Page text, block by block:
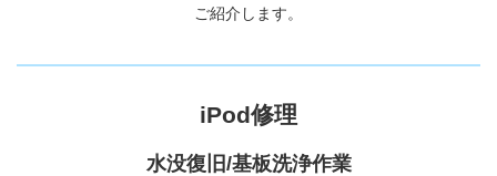
ご紹介します。
iPod修理
水没復旧/基板洗浄作業